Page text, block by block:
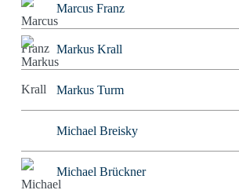
Marcus Franz
Markus Krall
Markus Turm
Michael Breisky
Michael Brückner